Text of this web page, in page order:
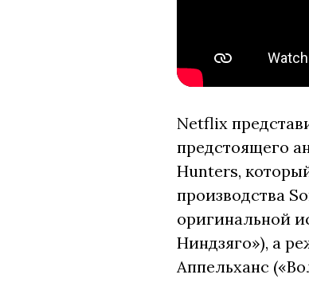
Netflix
предстоящего
Hunters,
производства
оригинальной
Ниндзяго»), а
Аппельханс